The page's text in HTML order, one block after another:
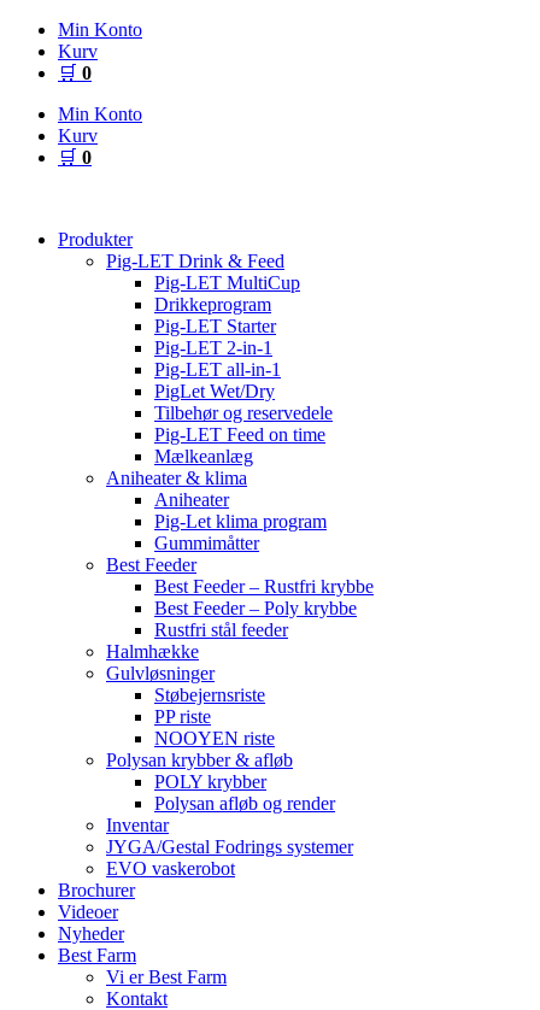
Videre
indhold
Min Konto
Kurv
🛒 0
Min Konto
Kurv
🛒 0
Produkter
Pig-LET Drink & Feed
Pig-LET MultiCup
Drikkeprogram
Pig-LET Starter
Pig-LET 2-in-1
Pig-LET all-in-1
PigLet Wet/Dry
Tilbehør og reservedele
Pig-LET Feed on time
Mælkeanlæg
Aniheater & klima
Aniheater
Pig-Let klima program
Gummimåtter
Best Feeder
Best Feeder – Rustfri krybbe
Best Feeder – Poly krybbe
Rustfri stål feeder
Halmhække
Gulvløsninger
Støbejernsriste
PP riste
NOOYEN riste
Polysan krybber & afløb
POLY krybber
Polysan afløb og render
Inventar
JYGA/Gestal Fodrings systemer
EVO vaskerobot
Brochurer
Videoer
Nyheder
Best Farm
Vi er Best Farm
Kontakt